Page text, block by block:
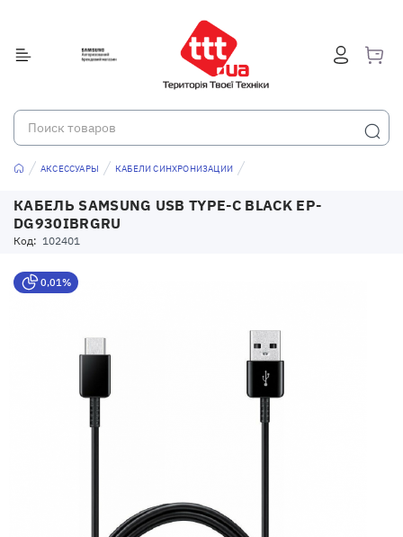
АКСЕССУАРЫ КАБЕЛИ СИНХРОНИЗАЦИИ
КАБЕЛЬ SAMSUNG USB TYPE-C BLACK EP-
DG930IBRGRU
Код: 102401
0,01%